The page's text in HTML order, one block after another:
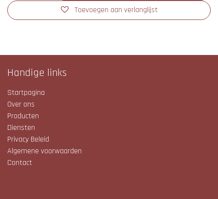
Toevoegen aan verlanglijst
Handige links
Startpagina
Over ons
Producten
Diensten
Privacy Beleid
Algemene voorwaarden
Contact